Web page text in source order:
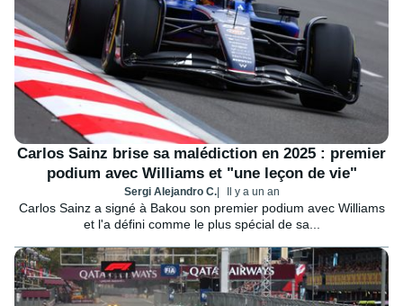
Carlos Sainz brise sa malédiction en 2025 : premier
podium avec Williams et "une leçon de vie"
Sergi Alejandro C. Il y a un an
Carlos Sainz a signé à Bakou son premier podium avec Williams
et l'a défini comme le plus spécial de sa...